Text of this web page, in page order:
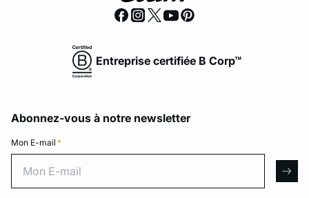
Entreprise certifiée B Corp™
Abonnez-vous à notre newsletter
Mon E-mail *